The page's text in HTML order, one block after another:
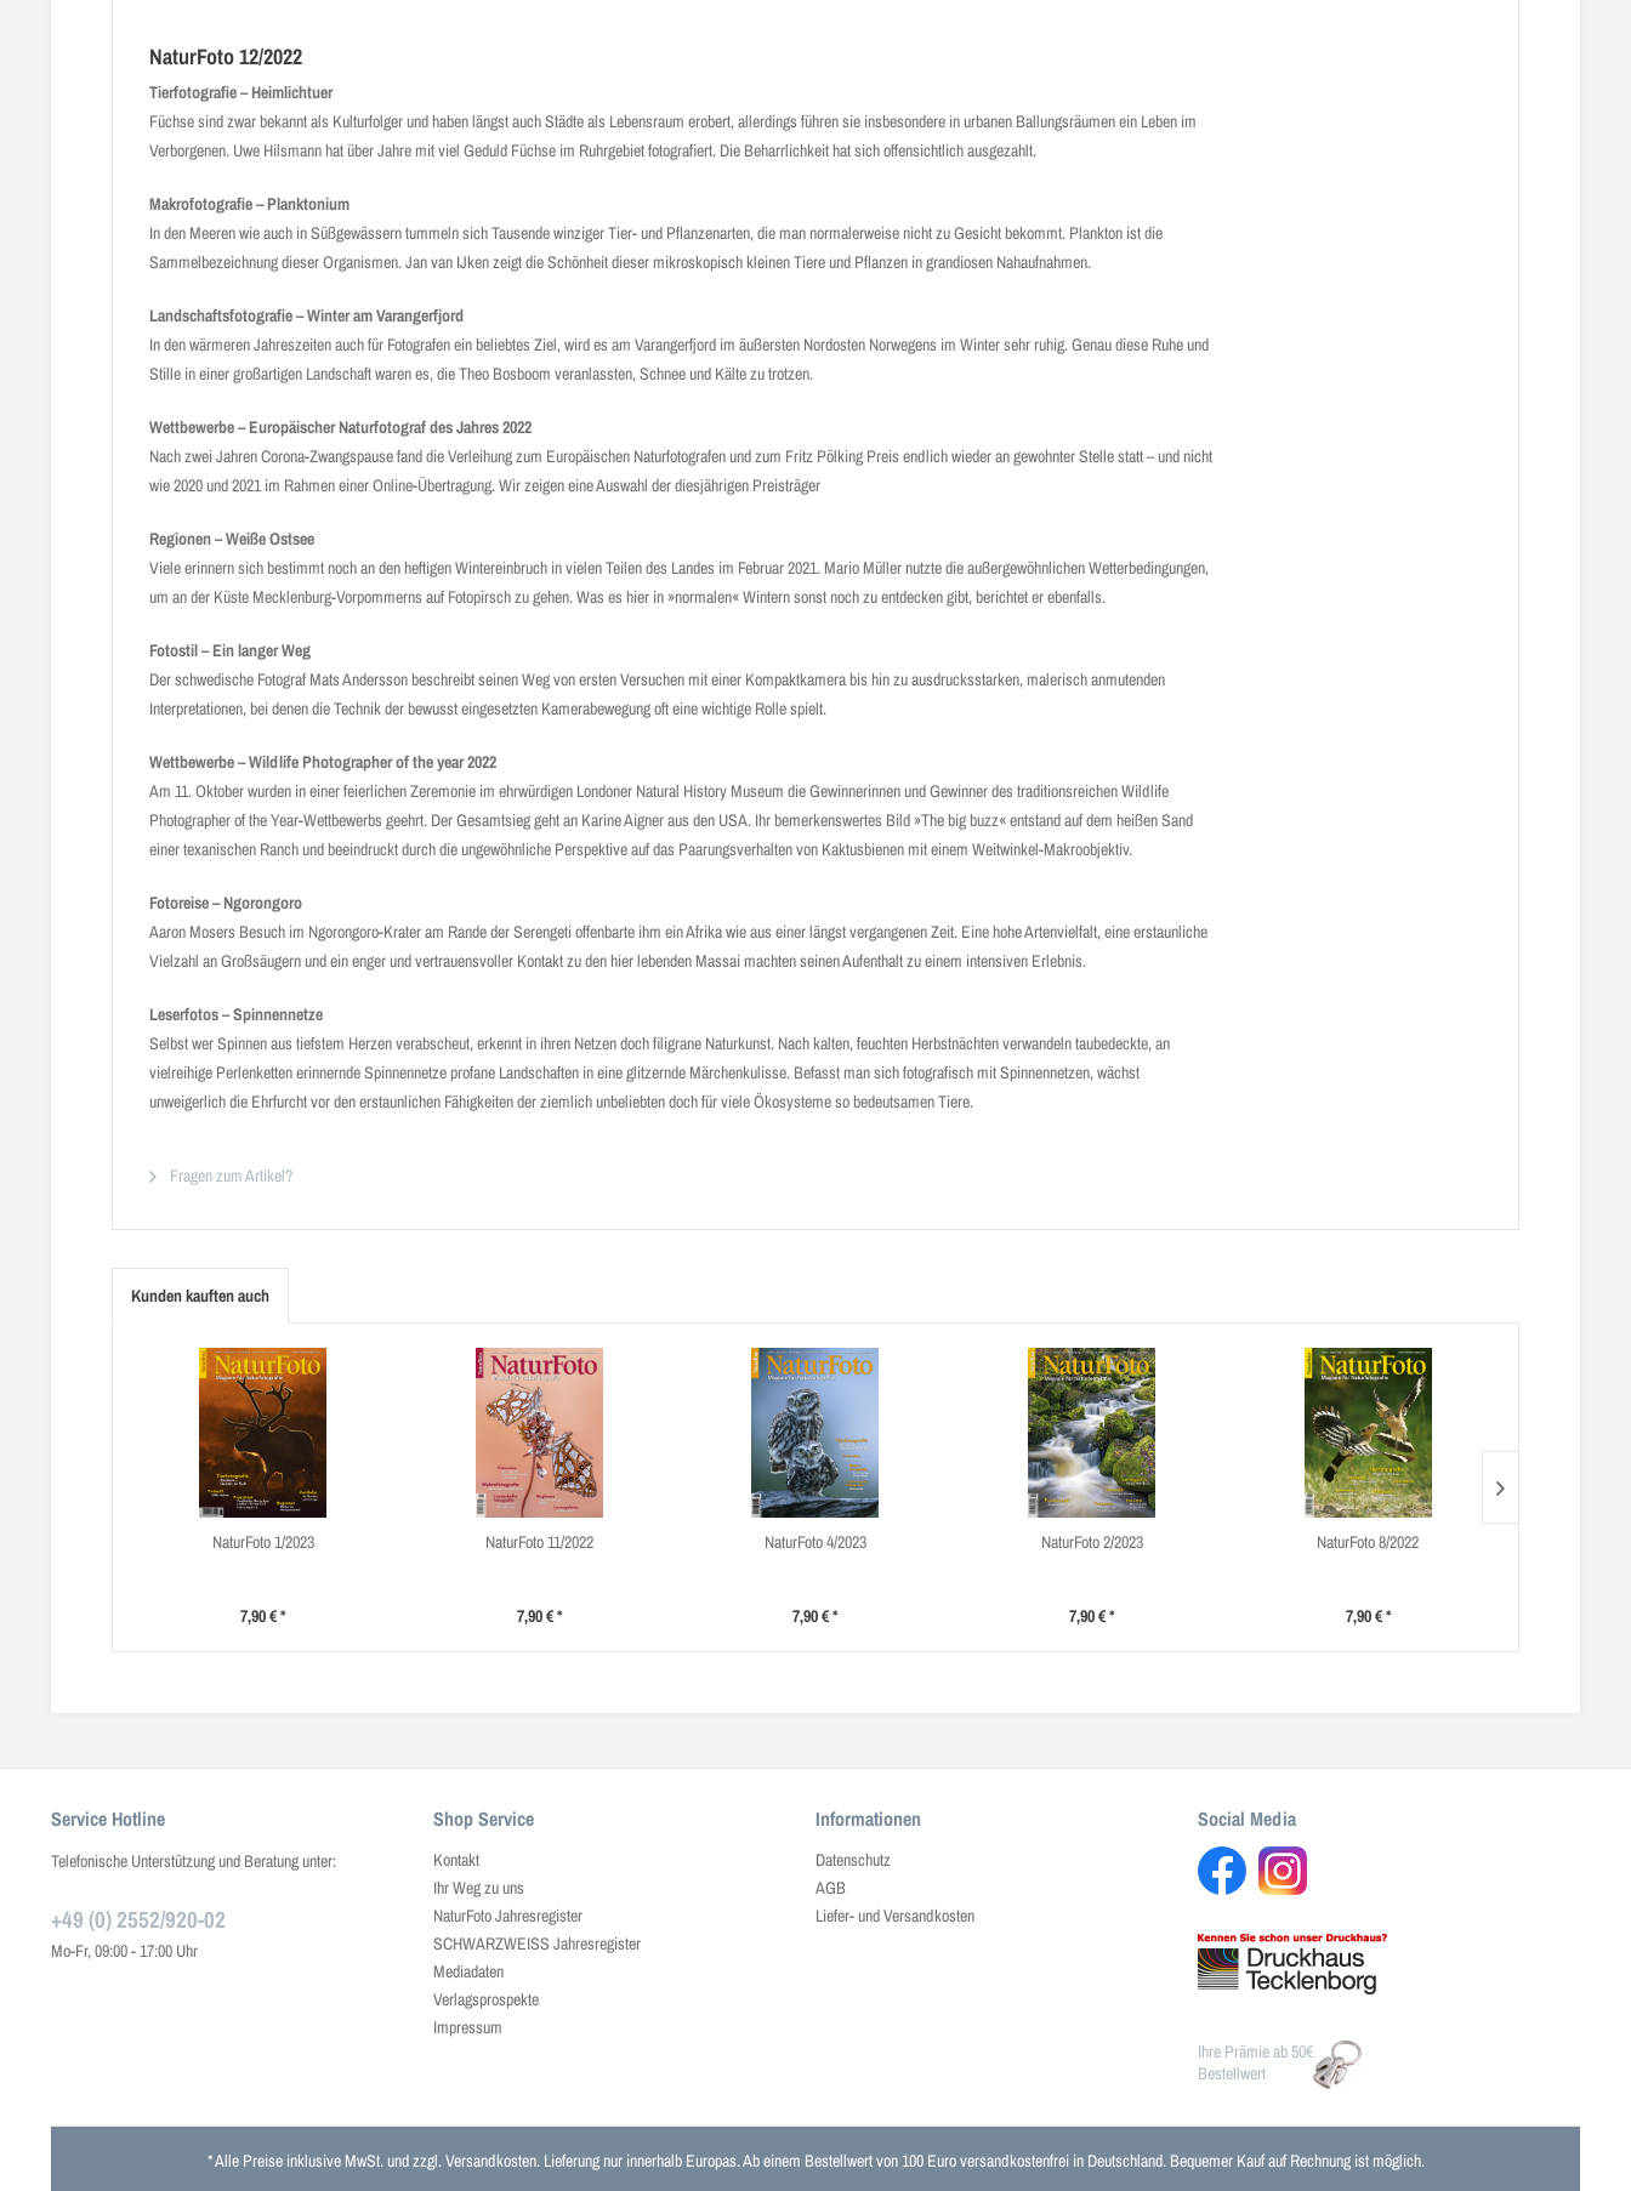
NaturFoto 12/2022
Tierfotografie – Heimlichtuer
Füchse sind zwar bekannt als Kulturfolger und haben längst auch Städte als Lebensraum erobert, allerdings führen sie insbesondere in urbanen Ballungsräumen ein Leben im
Verborgenen. Uwe Hilsmann hat über Jahre mit viel Geduld Füchse im Ruhrgebiet fotografiert. Die Beharrlichkeit hat sich offensichtlich ausgezahlt.
Makrofotografie – Planktonium
In den Meeren wie auch in Süßgewässern tummeln sich Tausende winziger Tier- und Pflanzenarten, die man normalerweise nicht zu Gesicht bekommt. Plankton ist die
Sammelbezeichnung dieser Organismen. Jan van IJken zeigt die Schönheit dieser mikroskopisch kleinen Tiere und Pflanzen in grandiosen Nahaufnahmen.
Landschaftsfotografie – Winter am Varangerfjord
In den wärmeren Jahreszeiten auch für Fotografen ein beliebtes Ziel, wird es am Varangerfjord im äußersten Nordosten Norwegens im Winter sehr ruhig. Genau diese Ruhe und
Stille in einer großartigen Landschaft waren es, die Theo Bosboom veranlassten, Schnee und Kälte zu trotzen.
Wettbewerbe – Europäischer Naturfotograf des Jahres 2022
Nach zwei Jahren Corona-Zwangspause fand die Verleihung zum Europäischen Naturfotografen und zum Fritz Pölking Preis endlich wieder an gewohnter Stelle statt – und nicht
wie 2020 und 2021 im Rahmen einer Online-Übertragung. Wir zeigen eine Auswahl der diesjährigen Preisträger
Regionen – Weiße Ostsee
Viele erinnern sich bestimmt noch an den heftigen Wintereinbruch in vielen Teilen des Landes im Februar 2021. Mario Müller nutzte die außergewöhnlichen Wetterbedingungen,
um an der Küste Mecklenburg-Vorpommerns auf Fotopirsch zu gehen. Was es hier in »normalen« Wintern sonst noch zu entdecken gibt, berichtet er ebenfalls.
Fotostil – Ein langer Weg
Der schwedische Fotograf Mats Andersson beschreibt seinen Weg von ersten Versuchen mit einer Kompaktkamera bis hin zu ausdrucksstarken, malerisch anmutenden
Interpretationen, bei denen die Technik der bewusst eingesetzten Kamerabewegung oft eine wichtige Rolle spielt.
Wettbewerbe – Wildlife Photographer of the year 2022
Am 11. Oktober wurden in einer feierlichen Zeremonie im ehrwürdigen Londoner Natural History Museum die Gewinnerinnen und Gewinner des traditionsreichen Wildlife
Photographer of the Year-Wettbewerbs geehrt. Der Gesamtsieg geht an Karine Aigner aus den USA. Ihr bemerkenswertes Bild »The big buzz« entstand auf dem heißen Sand
einer texanischen Ranch und beeindruckt durch die ungewöhnliche Perspektive auf das Paarungsverhalten von Kaktusbienen mit einem Weitwinkel-Makroobjektiv.
Fotoreise – Ngorongoro
Aaron Mosers Besuch im Ngorongoro-Krater am Rande der Serengeti offenbarte ihm ein Afrika wie aus einer längst vergangenen Zeit. Eine hohe Artenvielfalt, eine erstaunliche
Vielzahl an Großsäugern und ein enger und vertrauensvoller Kontakt zu den hier lebenden Massai machten seinen Aufenthalt zu einem intensiven Erlebnis.
Leserfotos – Spinnennetze
Selbst wer Spinnen aus tiefstem Herzen verabscheut, erkennt in ihren Netzen doch filigrane Naturkunst. Nach kalten, feuchten Herbstnächten verwandeln taubedeckte, an
vielreihige Perlenketten erinnernde Spinnennetze profane Landschaften in eine glitzernde Märchenkulisse. Befasst man sich fotografisch mit Spinnennetzen, wächst
unweigerlich die Ehrfurcht vor den erstaunlichen Fähigkeiten der ziemlich unbeliebten doch für viele Ökosysteme so bedeutsamen Tiere.
Fragen zum Artikel?
Kunden kauften auch
NaturFoto 1/2023
7,90 € *
NaturFoto 11/2022
7,90 € *
NaturFoto 4/2023
7,90 € *
NaturFoto 2/2023
7,90 € *
NaturFoto 8/2022
7,90 € *
Service Hotline
Telefonische Unterstützung und Beratung unter:
+49 (0) 2552/920-02
Mo-Fr, 09:00 - 17:00 Uhr
Shop Service
Kontakt
Ihr Weg zu uns
NaturFoto Jahresregister
SCHWARZWEISS Jahresregister
Mediadaten
Verlagsprospekte
Impressum
Informationen
Datenschutz
AGB
Liefer- und Versandkosten
Social Media
Ihre Prämie ab 50€
Bestellwert
* Alle Preise inklusive MwSt. und zzgl.Versandkosten. Lieferung nur innerhalb Europas. Ab einem Bestellwert von 100 Euro versandkostenfrei in Deutschland. Bequemer Kauf auf Rechnung ist möglich.